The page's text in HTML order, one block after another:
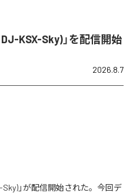
KSX-Sky)」を配信開始
2026.8.7
」が配信開始された。今回デ